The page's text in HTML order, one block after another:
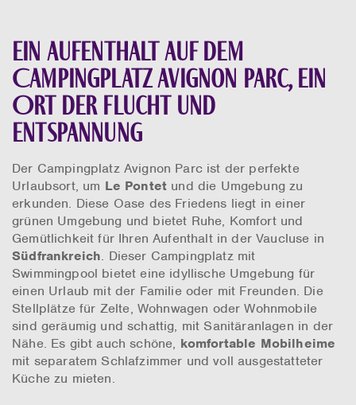
Ein Aufenthalt auf dem
Campingplatz Avignon Parc, ein
Ort der Flucht und
Entspannung
Der Campingplatz Avignon Parc ist der perfekte
Urlaubsort, um Le Pontet und die Umgebung zu
erkunden. Diese Oase des Friedens liegt in einer
grünen Umgebung und bietet Ruhe, Komfort und
Gemütlichkeit für Ihren Aufenthalt in der Vaucluse in
Südfrankreich. Dieser Campingplatz mit
Swimmingpool bietet eine idyllische Umgebung für
einen Urlaub mit der Familie oder mit Freunden. Die
Stellplätze für Zelte, Wohnwagen oder Wohnmobile
sind geräumig und schattig, mit Sanitäranlagen in der
Nähe. Es gibt auch schöne, komfortable Mobilheime
mit separatem Schlafzimmer und voll ausgestatteter
Küche zu mieten.